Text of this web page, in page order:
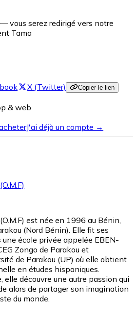
vous serez redirigé vers notre
Tama
X (Twitter) Copier le lien
& web
J'ai déjà un compte →
est née en 1996 au Bénin,
(Nord Bénin). Elle fit ses
école privée appelée EBEN-
Zongo de Parakou et
de Parakou (UP) où elle obtient
en études hispaniques.
elle découvre une autre passion qui
alors de partager son imagination
du monde.